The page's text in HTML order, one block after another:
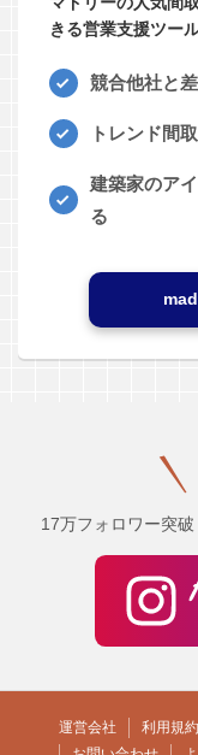
きる営業支援ツー
競合他社と
トレンド間
建築家のア
る
17万フォロワー突
運営会社 利用規約